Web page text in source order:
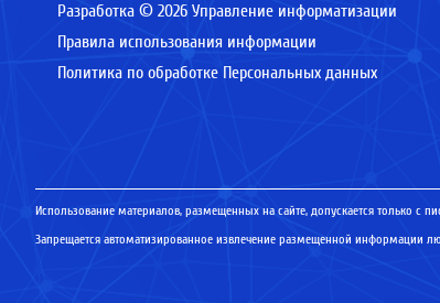
Разработка © 2026 Управление информатизации
Правила использования информации
Политика по обработке Персональных данных
Использование материалов, размещенных на сайте, допускается только с
Запрещается автоматизированное извлечение размещенной